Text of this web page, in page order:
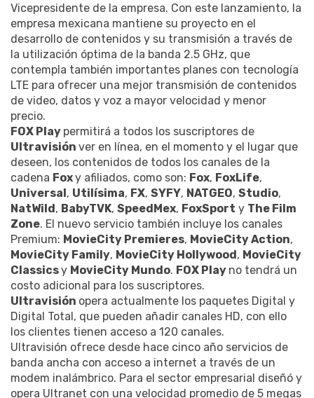
Vicepresidente de la empresa. Con este lanzamiento, la
empresa mexicana mantiene su proyecto en el
desarrollo de contenidos y su transmisión a través de
la utilización óptima de la banda 2.5 GHz, que
contempla también importantes planes con tecnología
LTE para ofrecer una mejor transmisión de contenidos
de video, datos y voz a mayor velocidad y menor
precio.
FOX Play permitirá a todos los suscriptores de
Ultravisión ver en línea, en el momento y el lugar que
deseen, los contenidos de todos los canales de la
cadena Foxy afiliados, como son: Fox, FoxLife,
Universal, Utilísima, FX, SYFY, NATGEO, Studio,
NatWild, BabyTVK, SpeedMex, FoxSport y The Film
Zone. El nuevo servicio también incluye los canales
Premium: MovieCity Premieres, MovieCity Action,
MovieCity Family, MovieCity Hollywood, MovieCity
Classicsy MovieCity Mundo. FOX Play no tendrá un
costo adicional para los suscriptores.
Ultravisión opera actualmente los paquetes Digital y
Digital Total, que pueden añadir canales HD, con ello
los clientes tienen acceso a 120 canales.
Ultravisión ofrece desde hace cinco año servicios de
banda ancha con acceso a internet a través de un
modem inalámbrico. Para el sector empresarial diseñó y
opera Ultranet con una velocidad promedio de 5 megas